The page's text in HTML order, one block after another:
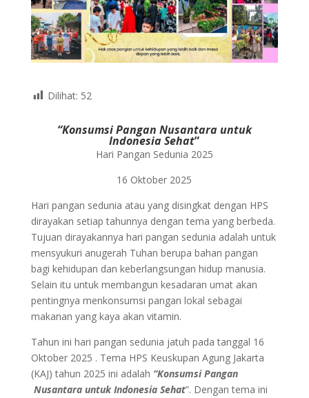
Dilihat: 52
“Konsumsi Pangan Nusantara untuk
Indonesia Sehat”
Hari Pangan Sedunia 2025
16 Oktober 2025
Hari pangan sedunia atau yang disingkat dengan HPS
dirayakan setiap tahunnya dengan tema yang berbeda.
Tujuan dirayakannya hari pangan sedunia adalah untuk
mensyukuri anugerah Tuhan berupa bahan pangan
bagi kehidupan dan keberlangsungan hidup manusia.
Selain itu untuk membangun kesadaran umat akan
pentingnya menkonsumsi pangan lokal sebagai
makanan yang kaya akan vitamin.
Tahun ini hari pangan sedunia jatuh pada tanggal 16
Oktober 2025 . Tema HPS Keuskupan Agung Jakarta
(KAJ) tahun 2025 ini adalah “Konsumsi Pangan
Nusantara untuk Indonesia Sehat”. Dengan tema ini